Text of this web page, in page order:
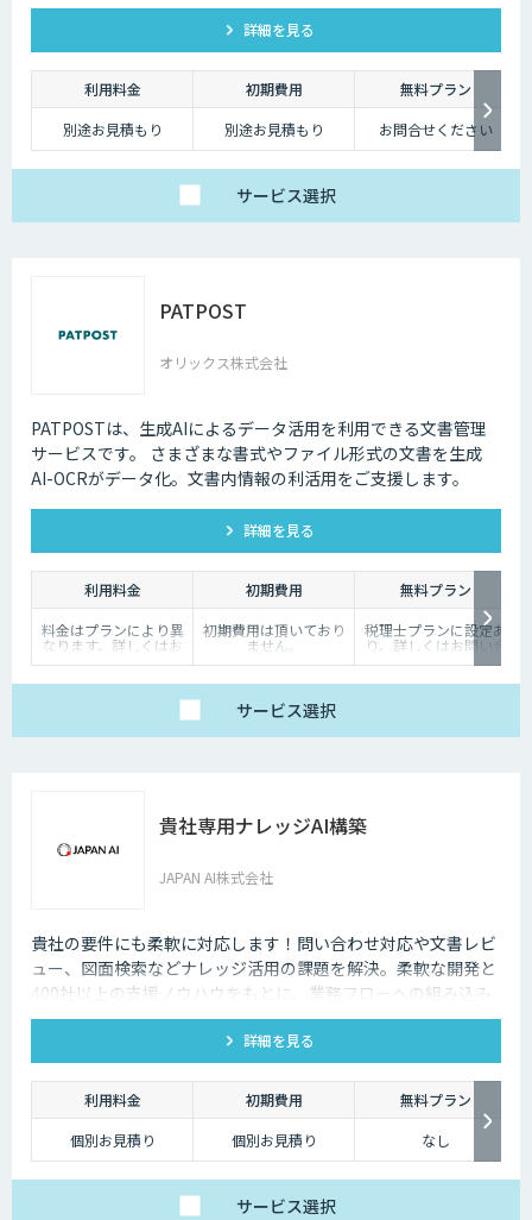
くAIツールを自分たちで作れる状態を目指します。
詳細を見る
利用料金 初期費用
無料プラン
別途お見積もり
別途お見積もり お問合せください
サービス選択
PATPOST
オリックス株式会社
PATPOSTは、生成AIによるデータ活用を利用できる文書管理
サービスです。 さまざまな書式やファイル形式の文書を生成
AI-OCRがデータ化。文書内情報の利活用をご支援します。
詳細を見る
利用料金 初期費用
無料プラン
料金はプランにより異
なります。詳しくはお
問い合わせください。
初期費用は頂いており
ません。
税理士プランに設定あ
り。詳しくはお問い合
わせください。
サービス選択
貴社専用ナレッジAI構築
JAPAN AI株式会社
貴社の要件にも柔軟に対応します！問い合わせ対応や文書レビ
ュー、図面検索などナレッジ活用の課題を解決。柔軟な開発と
400社以上の支援ノウハウをもとに、業務フローへの組み込み
からセキュアな環境構築まで対応します。
詳細を見る
利用料金 初期費用
無料プラン
個別お見積り
個別お見積り なし
サービス選択